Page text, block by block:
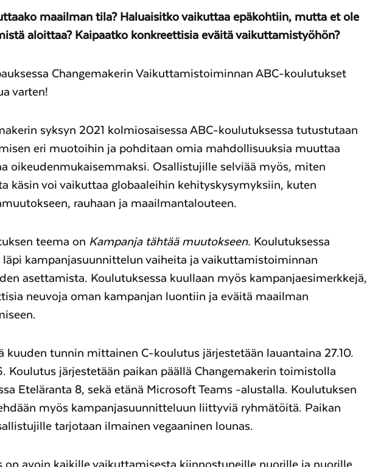
maailman tila? Haluaisitko vaikuttaa epäkohtiin, mutta et ole
aloittaa? Kaipaatko konkreettisia eväitä vaikuttamistyöhön?
Changemakerin Vaikuttamistoiminnan ABC-koulutukset
varten!
syksyn 2021 kolmiosaisessa ABC-koulutuksessa tutustutaan
eri muotoihin ja pohditaan omia mahdollisuuksia muuttaa
oikeudenmukaisemmaksi. Osallistujille selviää myös, miten
käsin voi vaikuttaa globaaleihin kehityskysymyksiin, kuten
rauhaan ja maailmantalouteen.
teema on Kampanja tähtää muutokseen. Koulutuksessa
läpi kampanjasuunnittelun vaiheita ja vaikuttamistoiminnan
asettamista. Koulutuksessa kuullaan myös kampanjaesimerkkejä,
neuvoja oman kampanjan luontiin ja eväitä maailman
kuuden tunnin mittainen C-koulutus järjestetään lauantaina 27.10.
Koulutus järjestetään paikan päällä Changemakerin toimistolla
Eteläranta 8, sekä etänä Microsoft Teams -alustalla. Koulutuksen
myös kampanjasuunnitteluun liittyviä ryhmätöitä. Paikan
tarjotaan ilmainen vegaaninen lounas.